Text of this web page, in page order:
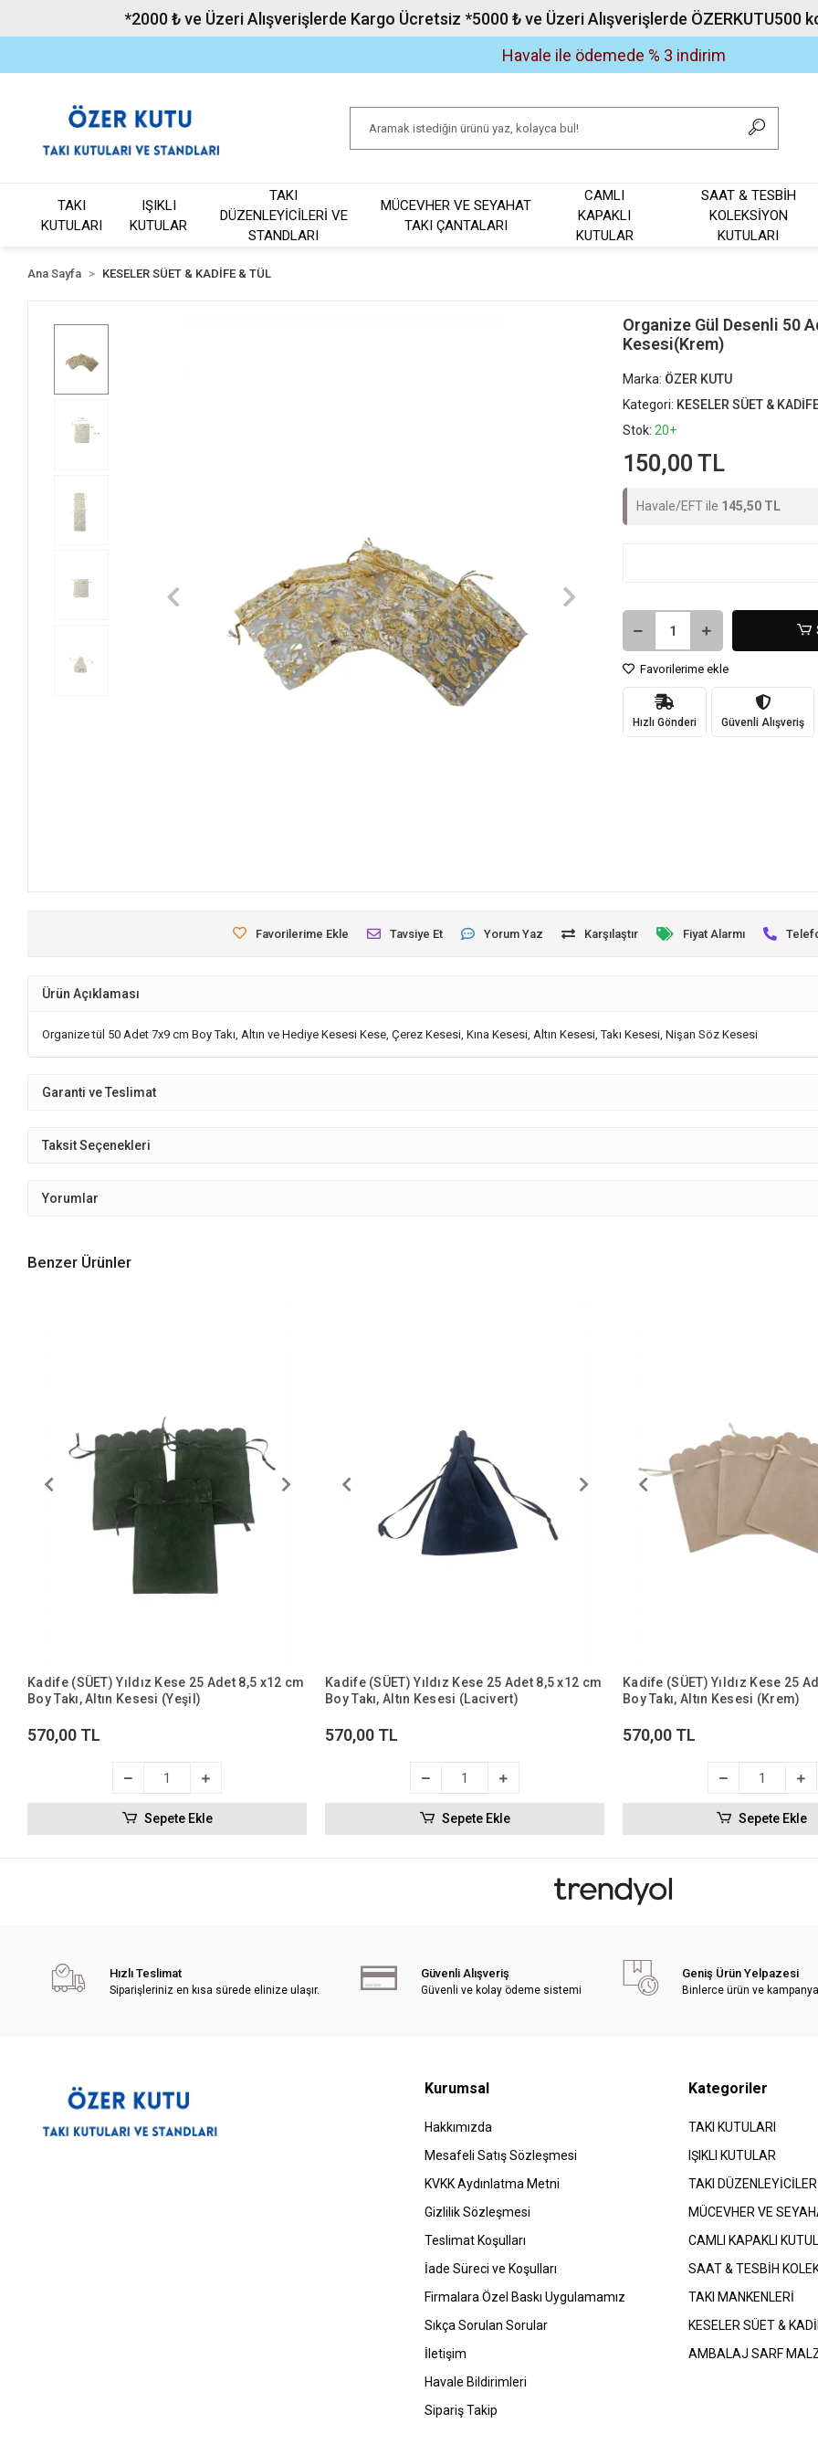
*2000 ₺ ve Üzeri Alışverişlerde Kargo Ücretsiz *5000 ₺ ve Üzeri Alışverişlerde ÖZERKUTU500
Havale ile ödemede % 3 indirim
TAKI
KUTULARI
IŞIKLI
KUTULAR
TAKI
DÜZENLEYİCİLERİ VE
STANDLARI
MÜCEVHER VE SEYAHAT
TAKI ÇANTALARI
CAMLI
KAPAKLI
KUTULAR
SAAT & TESBİH
KOLEKSİYON
KUTULARI
Ana Sayfa KESELER SÜET & KADİFE & TÜL
Organize Gül Desenli 50
Kesesi(Krem)
Marka: ÖZER KUTU
Kategori: KESELER SÜET &
Stok: 20+
150,00 TL
Havale/EFT ile 145,50 TL
Favorilerime ekle
Hızlı Gönderi Güvenli Alışveriş
Favorilerime Ekle Tavsiye Et Yorum Yaz Karşılaştır Fiyat Alarmı
Ürün Açıklaması
Organize tül 50 Adet 7x9 cm Boy Takı, Altın ve Hediye Kesesi Kese, Çerez Kesesi, Kına Kesesi, Altın Kesesi, Takı Kesesi, Nişan Söz Kesesi
Garanti ve Teslimat
Taksit Seçenekleri
Yorumlar
Benzer Ürünler
Kadife (SÜET) Yıldız Kese 25 Adet 8,5 x12 cm
Boy Takı, Altın Kesesi (Yeşil)
570,00 TL
Sepete Ekle
Kadife (SÜET) Yıldız Kese 25 Adet 8,5 x12 cm
Boy Takı, Altın Kesesi (Lacivert)
570,00 TL
Sepete Ekle
Kadife (SÜET) Yıldız Kese 25
Boy Takı, Altın Kesesi (Krem)
570,00 TL
Sepete Ekle
Hızlı Teslimat
Siparişleriniz en kısa sürede elinize ulaşır.
Güvenli Alışveriş
Güvenli ve kolay ödeme sistemi
Geniş Ürün Yelpazesi
Binlerce ürün ve
Kurumsal
Hakkımızda
Mesafeli Satış Sözleşmesi
​KVKK Aydınlatma Metni
Gizlilik Sözleşmesi
Teslimat Koşulları
İade Süreci ve Koşulları
Firmalara Özel Baskı Uygulamamız
Sıkça Sorulan Sorular
İletişim
Havale Bildirimleri
Sipariş Takip
Kategoriler
TAKI KUTULARI
IŞIKLI KUTULAR
TAKI
MÜCEVHER VE
CAMLI KAPAKLI
SAAT & TESBİH
TAKI MANKENLERİ
KESELER SÜET &
AMBALAJ SARF